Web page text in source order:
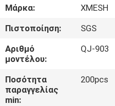
ΓΎΡΟΣ
ΕΡΓΟΣΤΑΣΊΩΝ
ΠΟΙΟΤΙΚΌΣ
ΈΛΕΓΧΟΣ
Μάρκα:
XMESH
Πιστοποίηση:
SGS
Αριθμό
μοντέλου:
QJ-903
Ποσότητα
παραγγελίας
min:
200pcs